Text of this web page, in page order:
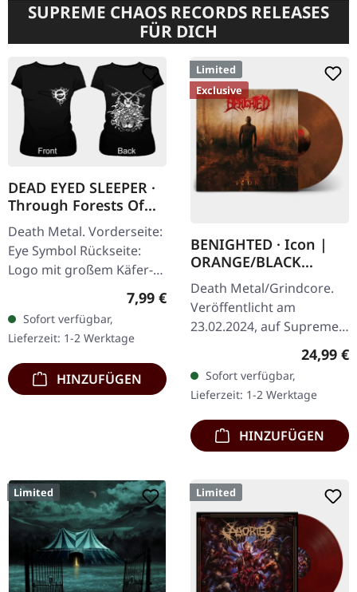
SUPREME CHAOS RECORDS RELEASES
FÜR DICH
DEAD EYED SLEEPER ·
Through Forests Of
Nonentities Bug |
GIRLIE L
Death Metal. Vorderseite:
Eye Symbol Rückseite:
Logo mit großem Käfer-
Artwork 100% BaumwolleRegulärer Preis:
7,99 €
Sofort verfügbar,
Lieferzeit: 1-2 Werktage
HINZUFÜGEN
Limited
Exclusive
BENIGHTED · Icon |
ORANGE/BLACK
MARBLED LP
Death Metal/Grindcore.
Veröffentlicht am
23.02.2024, auf Supreme
Transparent Dunkel-
Orange mit schwarz
marmoriertem Vinyl mit
schwerem…
24,99 €
Sofort verfügbar,
Lieferzeit: 1-2 Werktage
HINZUFÜGEN
Limited Limited